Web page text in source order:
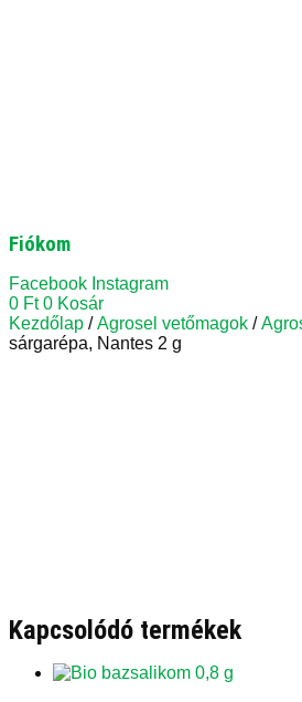
Fiókom
Facebook Instagram
0 Ft 0 Kosár
Kezdőlap /Agrosel vetőmagok /
sárgarépa, Nantes 2 g
Kapcsolódó termékek